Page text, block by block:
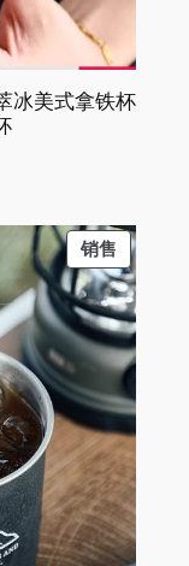
冰美式拿铁杯
。
销售
ON
SALE